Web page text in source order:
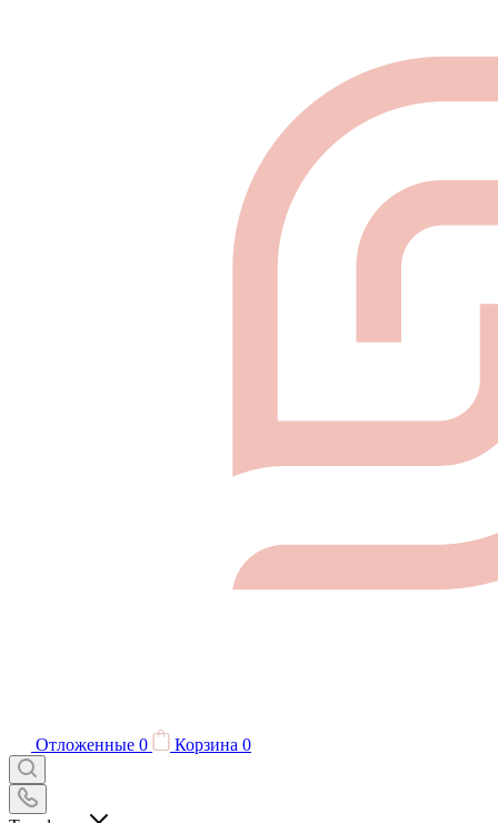
Отложенные 0 Корзина 0